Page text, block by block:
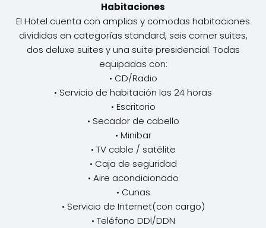
Habitaciones
El Hotel cuenta con amplias y comodas habitaciones
divididas en categorías standard, seis corner suites,
dos deluxe suites y una suite presidencial. Todas
equipadas con:
• CD/Radio
• Servicio de habitación las 24 horas
• Escritorio
• Secador de cabello
• Minibar
• TV cable / satélite
• Caja de seguridad
• Aire acondicionado
• Cunas
• Servicio de Internet(con cargo)
• Teléfono DDI/DDN